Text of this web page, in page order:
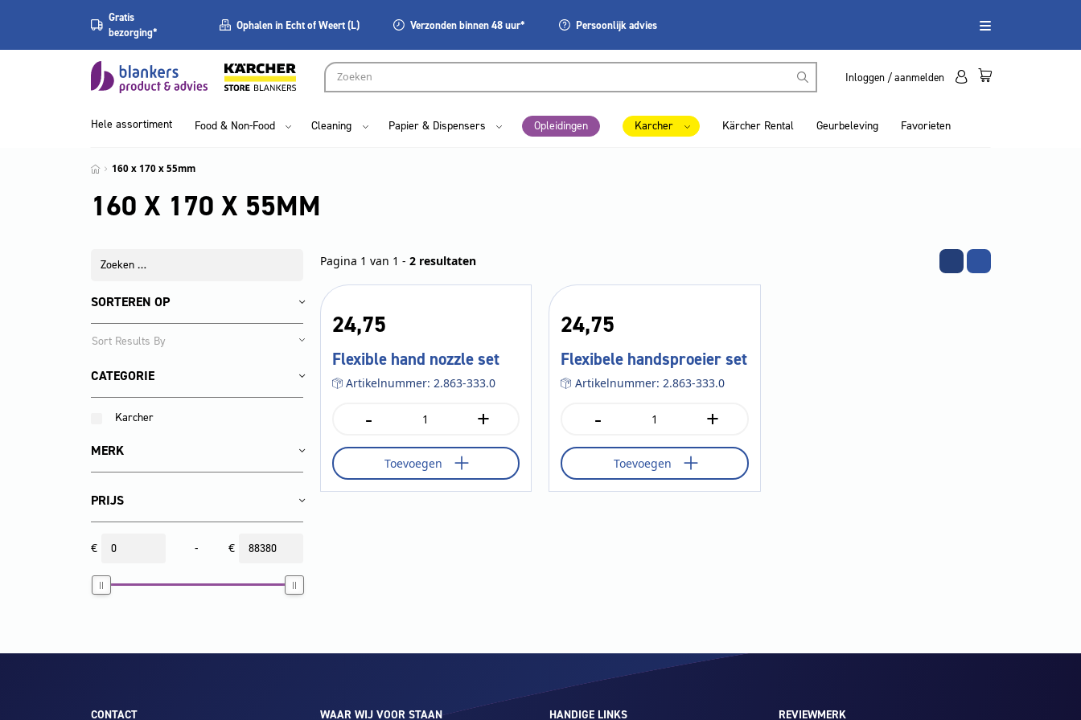
Gratis
bezorging*
Ophalen in Echt of Weert (L) Verzondenbinnen 48 uur* Persoonlijkadvies
Inloggen / aanmelden
Hele assortiment Food & Non-Food Cleaning Papier & Dispensers Opleidingen Karcher Kärcher Rental Geurbeleving Favorieten
160 x 170 x 55mm
160 X 170 X 55MM
SORTEREN OP
CATEGORIE
Karcher
MERK
PRIJS
€ €
-
Pagina 1 van 1 - 2 resultaten
24,75
Flexible hand nozzle set
Artikelnummer: 2.863-333.0
-
Flexible
nozzle
aantal
+
Toevoegen
24,75
Flexibele handsproeier set
Artikelnummer: 2.863-333.0
-
Flexibele
set
+
Toevoegen
CONTACT WAAR WIJ VOOR STAAN HANDIGE LINKS REVIEWMERK